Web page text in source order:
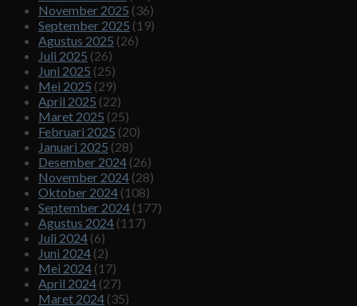
November 2025 (36)
September 2025 (19)
Agustus 2025 (26)
Juli 2025 (26)
Juni 2025 (25)
Mei 2025 (29)
April 2025 (22)
Maret 2025 (25)
Februari 2025 (20)
Januari 2025 (28)
Desember 2024 (26)
November 2024 (28)
Oktober 2024 (108)
September 2024 (177)
Agustus 2024 (117)
Juli 2024 (6)
Juni 2024 (2)
Mei 2024 (17)
April 2024 (27)
Maret 2024 (35)